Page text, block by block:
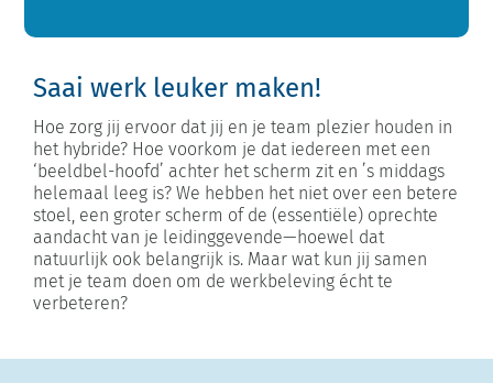
Saai werk leuker maken!
Hoe zorg jij ervoor dat jij en je team plezier houden in
het hybride? Hoe voorkom je dat iedereen met een
‘beeldbel-hoofd’ achter het scherm zit en ’s middags
helemaal leeg is? We hebben het niet over een betere
stoel, een groter scherm of de (essentiële) oprechte
aandacht van je leidinggevende—hoewel dat
natuurlijk ook belangrijk is. Maar wat kun jij samen
met je team doen om de werkbeleving écht te
verbeteren?